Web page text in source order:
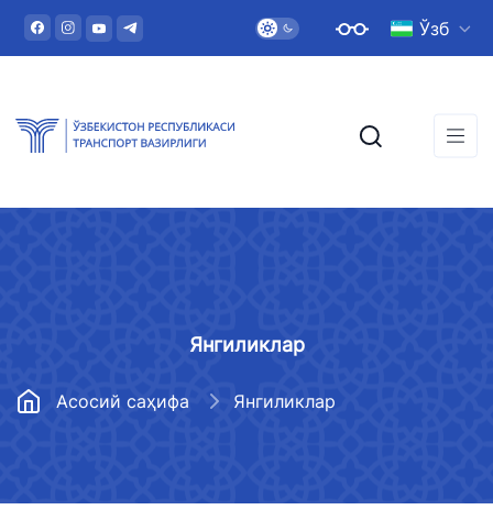
Ўзб
Янгиликлар
Асосий саҳифа Янгиликлар